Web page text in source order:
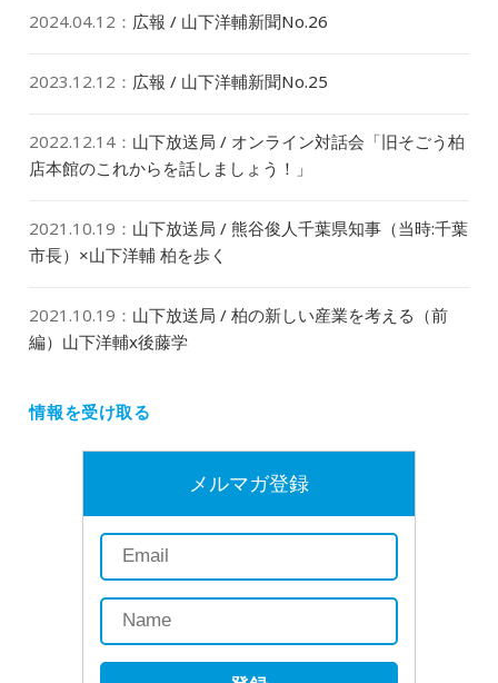
2024.04.12 ： 広報 / 山下洋輔新聞No.26
2023.12.12 ： 広報 / 山下洋輔新聞No.25
2022.12.14 ： 山下放送局 / オンライン対話会「旧そごう柏
店本館のこれからを話しましょう！」
2021.10.19 ： 山下放送局 / 熊谷俊人千葉県知事（当時:千葉
市長）×山下洋輔 柏を歩く
2021.10.19 ： 山下放送局 / 柏の新しい産業を考える（前
編）山下洋輔x後藤学
情報を受け取る
メルマガ登録